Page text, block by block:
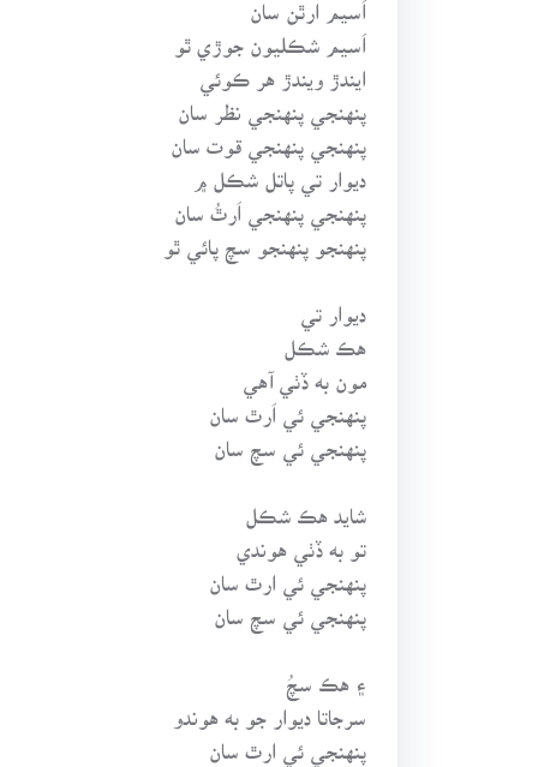
اَسيم شڪليون جوڙي ٿو
ايندڙ ويندڙ هر ڪوئي
پنهنجي پنهنجي نظر سان
پنهنجي پنهنجي قوت سان
ديوار تي پاتل شڪل ۾
پنهنجي پنهنجي اَرٿُ سان
پنهنجو پنهنجو سچ پائي ٿو
ديوار تي
هڪ شڪل
مون به ڏٺي آهي
پنهنجي ئي اَرٿ سان
پنهنجي ئي سچ سان
شايد هڪ شڪل
تو به ڏٺي هوندي
پنهنجي ئي ارٿ سان
پنهنجي ئي سچ سان
۽ هڪ سچُ
سرجاتا ديوار جو به هوندو
پنهنجي ئي ارٿ سان